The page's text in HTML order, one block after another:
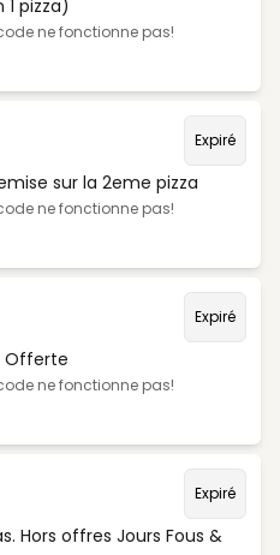
pizza)
ne fonctionne pas!
Expiré
sur la 2eme pizza
ne fonctionne pas!
Expiré
Offerte
ne fonctionne pas!
Expiré
Hors offres Jours Fous &